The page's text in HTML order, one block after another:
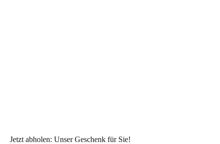
Jetzt abholen: Unser Geschenk für Sie!